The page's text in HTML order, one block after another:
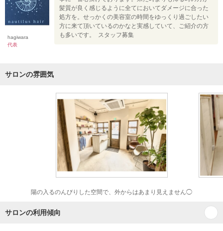
hagiwara
代表
髪質が良く感じるように全てにおいてダメージに合った
処方を。せっかくの美容室の時間をゆっくり過ごしたい
方に来て頂いているのかなと実感していて、ご紹介の方
も多いです。 スタッフ募集
サロンの雰囲気
陽の入るのんびりした空間で、外からはあまり見えません◯
サロンの利用傾向